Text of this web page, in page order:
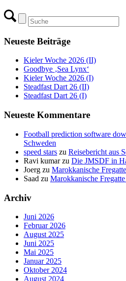
Neueste Beiträge
Kieler Woche 2026 (II)
Goodbye ‚Sea Lynx‘
Kieler Woche 2026 (I)
Steadfast Dart 26 (II)
Steadfast Dart 26 (I)
Neueste Kommentare
Football prediction software
Schweden
speed stars zu Reisebericht aus
Ravi kumarzu Die JMSDF in
Joerg zu Marokkanische
Saad zu Marokkanische
Archiv
Juni 2026
Februar 2026
August 2025
Juni 2025
Mai 2025
Januar 2025
Oktober 2024
August 2024